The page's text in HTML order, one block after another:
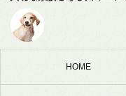
HOME